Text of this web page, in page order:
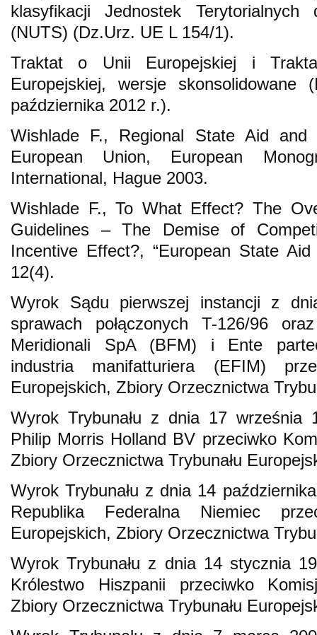
klasyfikacji Jednostek
(NUTS) (Dz.Urz. UE L 154/1).
Traktat o Unii Europejskiej i
Europejskiej, wersje
października 2012 r.).
Wishlade F., Regional State Aid
European Union, European
International, Hague 2003.
Wishlade F., To What Effect? The
Guidelines – The Demise of
Incentive Effect?, “European State
12(4).
Wyrok Sądu pierwszej instancji z
sprawach połączonych T-126/96
Meridionali SpA (BFM) i Ente
industria manifatturiera (EFIM)
Europejskich, Zbiory Orzecznictwa
Wyrok Trybunału z dnia 17 września
Philip Morris Holland BV przeciwko
Zbiory Orzecznictwa Trybunału
Wyrok Trybunału z dnia 14
Republika Federalna Niemiec
Europejskich, Zbiory Orzecznictwa
Wyrok Trybunału z dnia 14 stycznia
Królestwo Hiszpanii przeciwko
Zbiory Orzecznictwa Trybunału